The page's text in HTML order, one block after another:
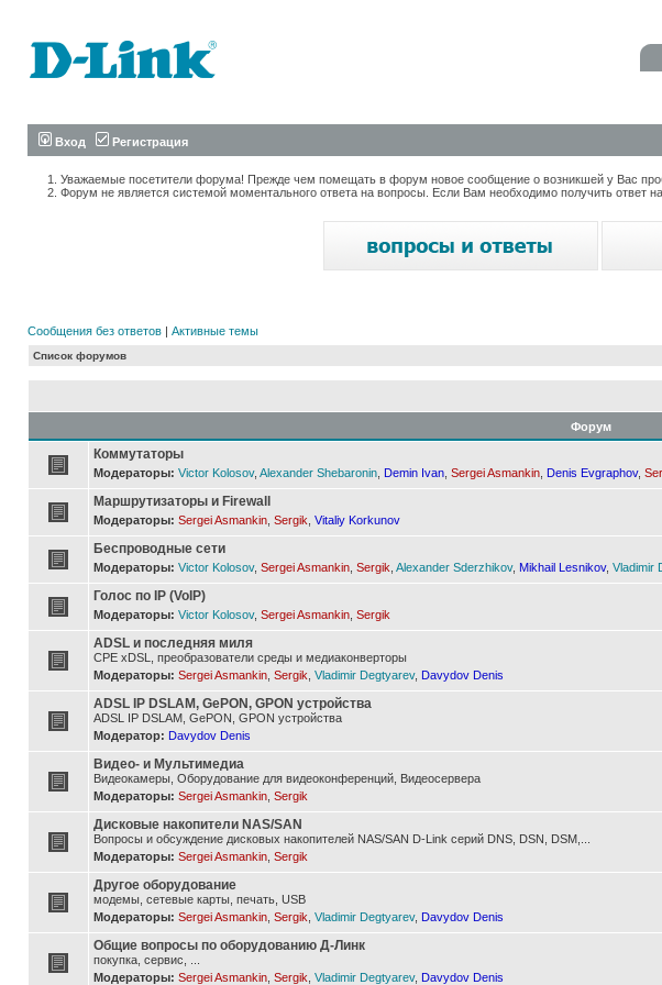
Вход Регистрация
Уважаемые посетители форума! Прежде чем помещать в форум новое сообщение о возникшей у Вас
Форум не является системой моментального ответа на вопросы. Если Вам необходимо получить ответ
Сообщения без ответов | Активные темы
Список форумов
Форум
Коммутаторы
Модераторы: Victor Kolosov, Alexander Shebaronin Demin Ivan Sergei Asmankin Denis Evgraphov,
Маршрутизаторы и Firewall
Модераторы: Sergei Asmankin Sergik Vitaliy Korkunov
Беспроводные сети
Модераторы: Victor Kolosov, Sergei Asmankin Sergik Alexander Sderzhikov, Mikhail Lesnikov, Vladimir
Голос по IP (VoIP)
Модераторы: Victor Kolosov, Sergei Asmankin Sergik
ADSL и последняя миля
CPE xDSL, преобразователи среды и медиаконверторы
Модераторы: Sergei Asmankin Sergik Vladimir Degtyarev, Davydov Denis
ADSL IP DSLAM, GePON, GPON устройства
ADSL IP DSLAM, GePON, GPON устройства
Модератор: Davydov Denis
Видео- и Мультимедиа
Видеокамеры, Оборудование для видеоконференций, Видеосервера
Модераторы: Sergei Asmankin Sergik
Дисковые накопители NAS/SAN
Вопросы и обсуждение дисковых накопителей NAS/SAN D-Link серий DNS, DSN, DSM,...
Модераторы: Sergei Asmankin Sergik
Другое оборудование
модемы, сетевые карты, печать, USB
Модераторы: Sergei Asmankin Sergik Vladimir Degtyarev, Davydov Denis
Общие вопросы по оборудованию Д-Линк
покупка, сервис, ...
Модераторы: Sergei Asmankin Sergik Vladimir Degtyarev, Davydov Denis